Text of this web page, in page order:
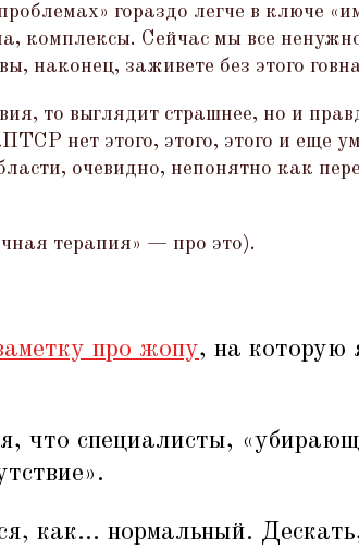
гораздо легче в ключе «
комплексы. Сейчас мы все
наконец, заживете без этого
то выглядит страшнее, но и
нет этого, этого, этого и еще
очевидно, непонятно как
терапия» — про это).
про жопу, на которую
что специалисты, «
как... нормальный.